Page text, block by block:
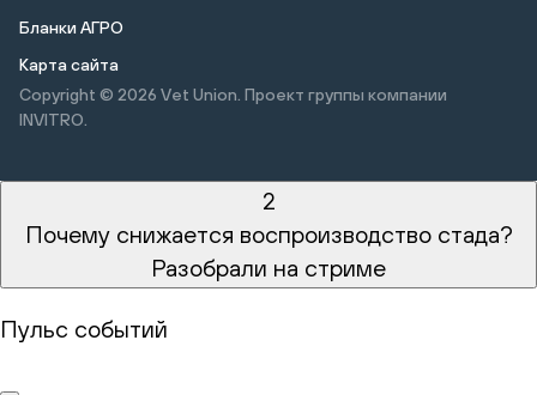
Бланки АГРО
Карта сайта
Copyright © 2026 Vet Union. Проект группы компании
INVITRO.
2
Почему снижается воспроизводство стада?
Разобрали на стриме
Пульс событий